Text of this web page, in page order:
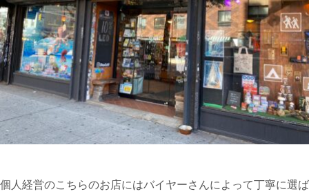
個人経営のこちらのお店にはバイヤーさんによって丁寧に選ば